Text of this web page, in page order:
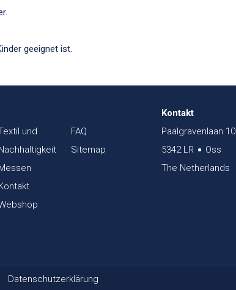
geeignet ist.
und
FAQ
Sitemap
Kontakt
Paalgravenlaan 10
5342 LR
Oss
The Netherlands
Datenschutzerklärung